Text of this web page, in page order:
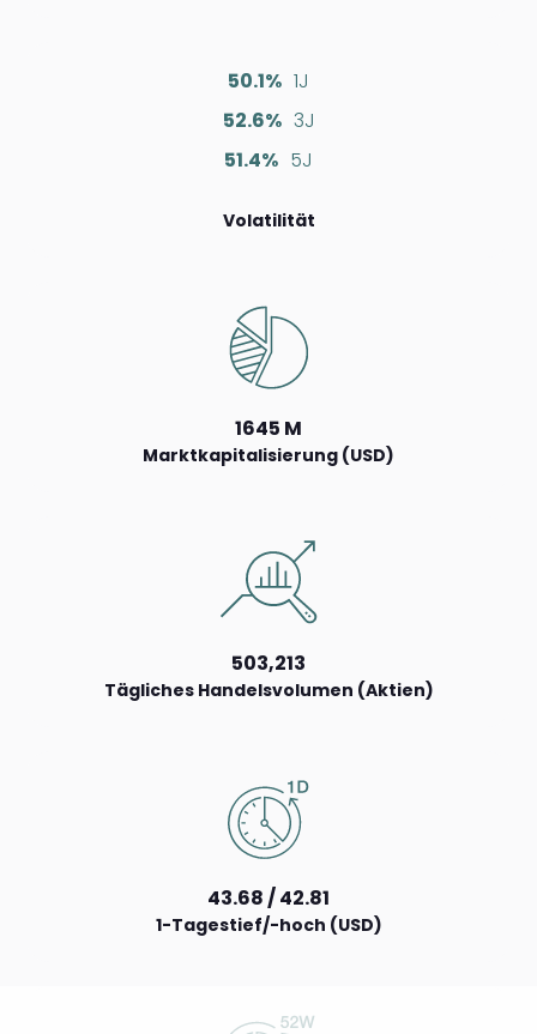
50.1% 1J
52.6% 3J
51.4% 5J
Volatilität
1645 M
Marktkapitalisierung (USD)
503,213
Tägliches Handelsvolumen (Aktien)
43.68 / 42.81
1-Tagestief/-hoch (USD)